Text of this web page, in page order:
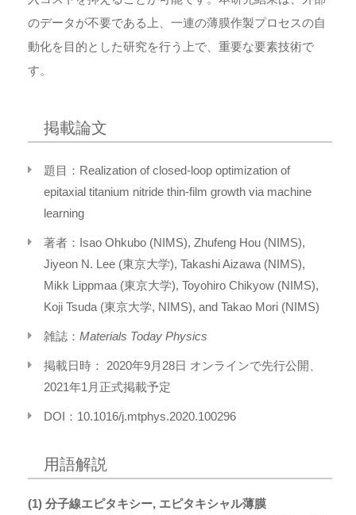
のデータが不要である上、一連の薄膜作製プロセスの自
動化を目的とした研究を行う上で、重要な要素技術で
す。
掲載論文
題目：Realization of closed-loop optimization of
epitaxial titanium nitride thin-film growth via machine
learning
著者：Isao Ohkubo (NIMS), Zhufeng Hou (NIMS),
Jiyeon N. Lee (東京大学), Takashi Aizawa (NIMS),
Mikk Lippmaa (東京大学), Toyohiro Chikyow (NIMS),
Koji Tsuda (東京大学, NIMS), and Takao Mori (NIMS)
雑誌： Materials Today Physics
掲載日時： 2020年9月28日 オンラインで先行公開、
2021年1月正式掲載予定
DOI：10.1016/j.mtphys.2020.100296
用語解説
(1) 分子線エピタキシー, エピタキシャル薄膜